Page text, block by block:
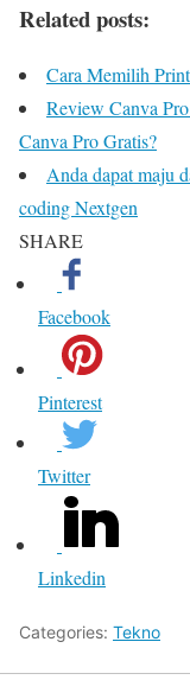
Related posts:
Cara Memilih
Review Canva
Canva Pro Gratis?
Anda dapat maju
coding Nextgen
SHARE
Facebook
Pinterest
Twitter
Linkedin
Categories: Tekno